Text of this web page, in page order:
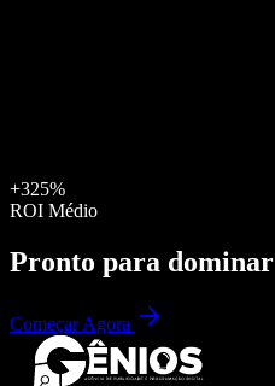
+325%
ROI Médio
Pronto para dominar
Começar Agora